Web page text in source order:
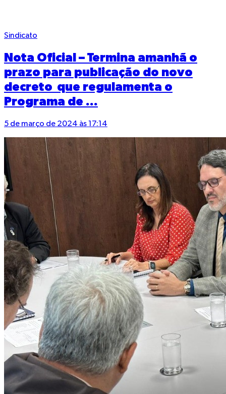
Sindicato
Nota Oficial – Termina amanhã o
prazo para publicação do novo
decreto que regulamenta o
Programa de ...
5 de março de 2024 às 17:14